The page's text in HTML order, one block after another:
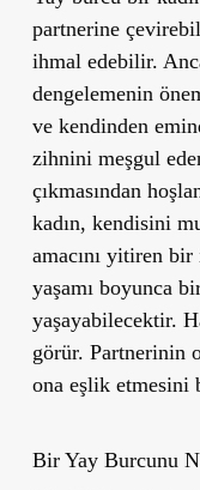
partnerine
ihmal edebilir.
dengelemenin
ve kendinden
zihnini meşgul
çıkmasından
kadın, kendisini
amacını yitiren
yaşamı boyunca
yaşayabilecektir.
görür. Partnerinin
ona eşlik etmesini
Bir Yay Burcunu